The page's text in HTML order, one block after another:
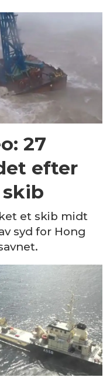
27
efter
et skib midt
syd for Hong